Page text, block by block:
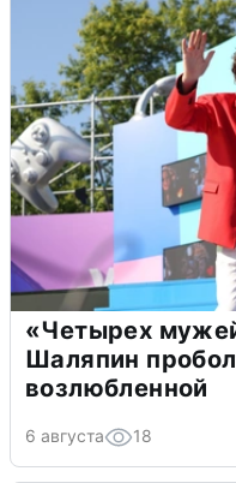
«Четырех
Шаляпин
возлюбленной
6 августа 18